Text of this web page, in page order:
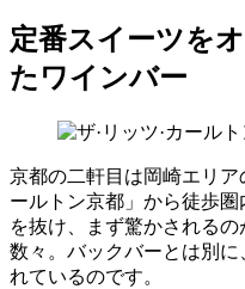
定番スイーツを
たワインバー
京都の二軒目は岡崎エリア
ールトン京都」から徒歩圏
を抜け、まず驚かされる
数々。バックバーとは別
れているのです。